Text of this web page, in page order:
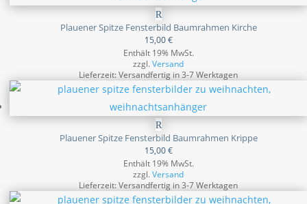
Plauener Spitze Fensterbild Baumrahmen Kirche
15,00€
Enthält 19% MwSt.
zzgl.Versand
Lieferzeit: Versandfertig in 3-7 Werktagen
Plauener Spitze Fensterbild Baumrahmen Krippe
15,00€
Enthält 19% MwSt.
zzgl.Versand
Lieferzeit: Versandfertig in 3-7 Werktagen